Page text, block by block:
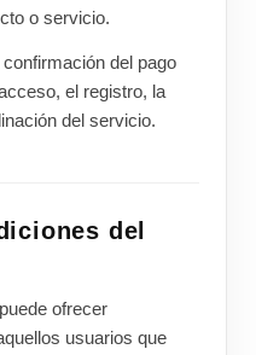
o servicio.
del pago
el registro, la
del servicio.
del
ofrecer
usuarios que